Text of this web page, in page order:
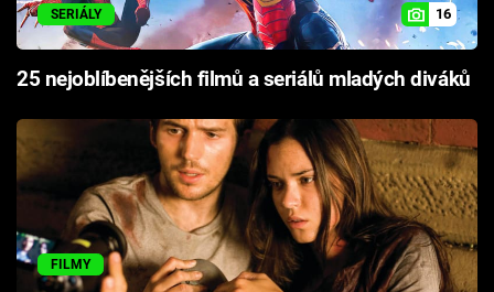
SERIÁLY 16
25 nejoblíbenějších filmů a seriálů mladých diváků
FILMY